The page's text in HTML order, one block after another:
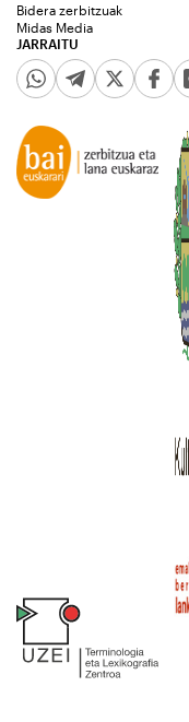
JARRAITU
Bidera zerbitzuak
Midas Media